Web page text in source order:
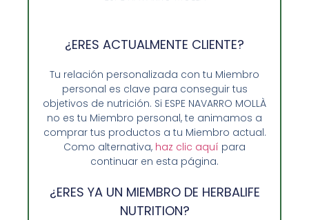
¿ERES ACTUALMENTE CLIENTE?
Tu relación personalizada con tu Miembro
personal es clave para conseguir tus
objetivos de nutrición. Si ESPE NAVARRO MOLLÀ
no es tu Miembro personal, te animamos a
comprar tus productos a tu Miembro actual.
Como alternativa, haz clic aquí para
continuar en esta página.
¿ERES YA UN MIEMBRO DE HERBALIFE
NUTRITION?